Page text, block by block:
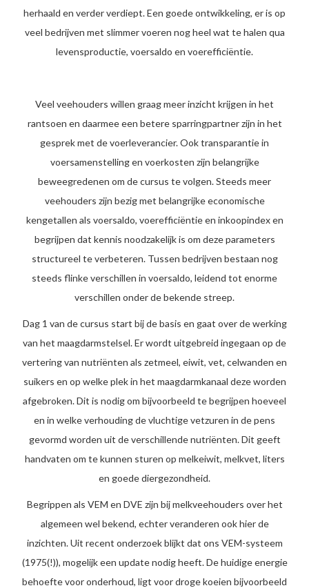
herhaald en verder verdiept. Een goede ontwikkeling, er is op
veel bedrijven met slimmer voeren nog heel wat te halen qua
levensproductie, voersaldo en voerefficiëntie.
Veel veehouders willen graag meer inzicht krijgen in het
rantsoen en daarmee een betere sparringpartner zijn in het
gesprek met de voerleverancier. Ook transparantie in
voersamenstelling en voerkosten zijn belangrijke
beweegredenen om de cursus te volgen. Steeds meer
veehouders zijn bezig met belangrijke economische
kengetallen als voersaldo, voerefficiëntie en inkoopindex en
begrijpen dat kennis noodzakelijk is om deze parameters
structureel te verbeteren. Tussen bedrijven bestaan nog
steeds flinke verschillen in voersaldo, leidend tot enorme
verschillen onder de bekende streep.
Dag 1 van de cursus start bij de basis en gaat over de werking
van het maagdarmstelsel. Er wordt uitgebreid ingegaan op de
vertering van nutriënten als zetmeel, eiwit, vet, celwanden en
suikers en op welke plek in het maagdarmkanaal deze worden
afgebroken. Dit is nodig om bijvoorbeeld te begrijpen hoeveel
en in welke verhouding de vluchtige vetzuren in de pens
gevormd worden uit de verschillende nutriënten. Dit geeft
handvaten om te kunnen sturen op melkeiwit, melkvet, liters
en goede diergezondheid.
Begrippen als VEM en DVE zijn bij melkveehouders over het
algemeen wel bekend, echter veranderen ook hier de
inzichten. Uit recent onderzoek blijkt dat ons VEM-systeem
(1975(!)), mogelijk een update nodig heeft. De huidige energie
behoefte voor onderhoud, ligt voor droge koeien bijvoorbeeld